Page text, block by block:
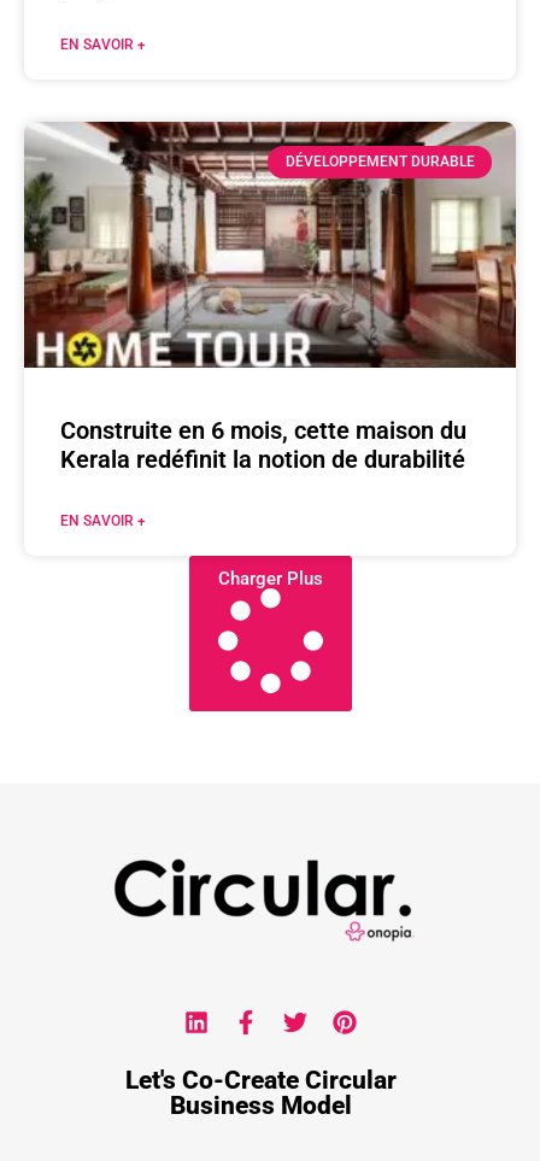
EN SAVOIR +
DÉVELOPPEMENT DURABLE
Construite en 6 mois, cette maison du
Kerala redéfinit la notion de durabilité
EN SAVOIR +
Charger Plus
Let's Co-Create Circular
Business Model